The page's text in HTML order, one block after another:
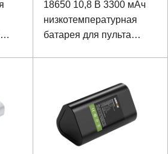
18650 10,8 В 3300 мАч
низкотемпературная
батарея для пульта